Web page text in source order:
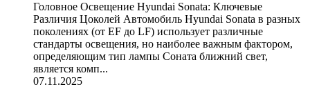
Головное Освещение Hyundai Sonata: Ключевые
Различия Цоколей Автомобиль Hyundai Sonata в разных
поколениях (от EF до LF) использует различные
стандарты освещения, но наиболее важным фактором,
определяющим тип лампы Соната ближний свет,
является комп...
07.11.2025